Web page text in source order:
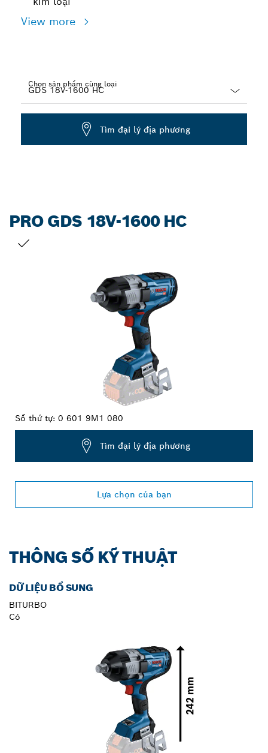
View more
Chọn sản phẩm cùng loại
Tìm đại lý địa phương
PRO GDS 18V-1600 HC
Số thứ tự: 0 601 9M1 080
Tìm đại lý địa phương
Lựa chọn của bạn
THÔNG SỐ KỸ THUẬT
DỮ LIỆU BỔ SUNG
BITURBO
Có